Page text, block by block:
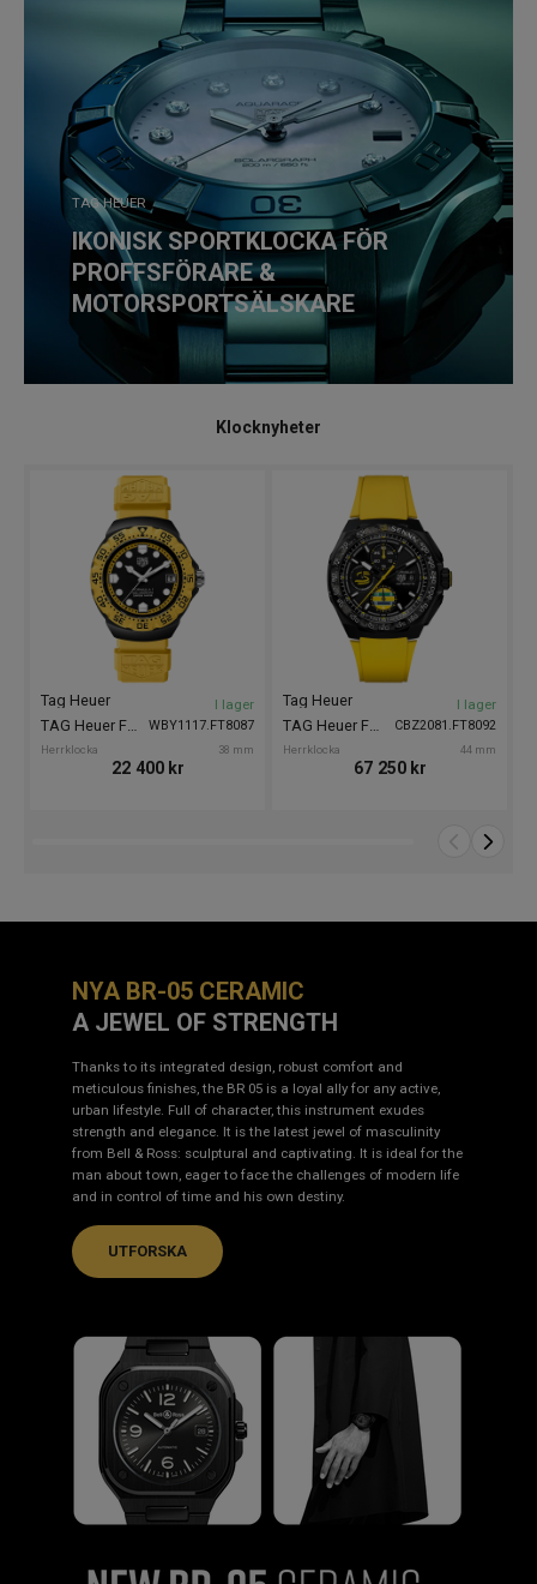
TAG HEUER
IKONISK SPORTKLOCKA FÖR
PROFFSFÖRARE &
MOTORSPORTSÄLSKARE
Klocknyheter
WBY1117.FT8087
Tag Heuer
Herrklocka 38 mm
TAG Heuer Formula 1 Solargraph 38mm
I lager
22 400 kr
CBZ2081.FT8092
Tag Heuer
Herrklocka 44 mm
TAG Heuer Formula 1 Chronograph x Senna 44mm
I lager
67 250 kr
NYA BR-05 CERAMIC
A JEWEL OF STRENGTH
Thanks to its integrated design, robust comfort and
meticulous finishes, the BR 05 is a loyal ally for any active,
urban lifestyle. Full of character, this instrument exudes
strength and elegance. It is the latest jewel of masculinity
from Bell & Ross: sculptural and captivating. It is ideal for the
man about town, eager to face the challenges of modern life
and in control of time and his own destiny.
UTFORSKA